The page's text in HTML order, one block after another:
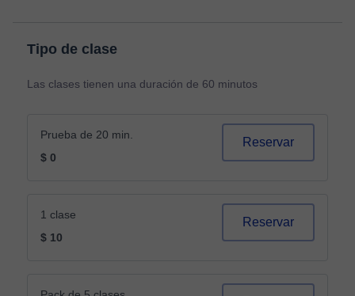
Tipo de clase
Las clases tienen una duración de 60 minutos
Prueba de 20 min.
$ 0
Reservar
1 clase
$ 10
Reservar